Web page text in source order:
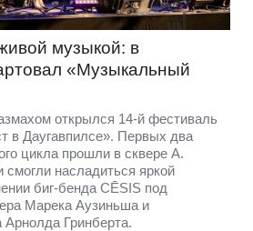
музыкой: в
«Музыкальный
открылся 14-й фестиваль
в Даугавпилсе». Первых два
цикла прошли в сквере А.
смогли насладиться яркой
биг-бенда CĒSIS под
Марека Аузиньша и
Гринберта.